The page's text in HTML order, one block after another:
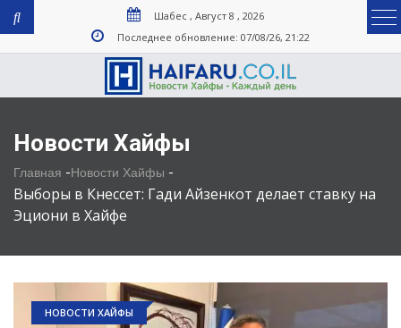
Шабес , Август 8 , 2026
Последнее обновление: 07/08/26, 21:22
Новости Хайфы
Главная -Новости Хайфы -
Выборы в Кнессет: Гади Айзенкот делает ставку на
Эциони в Хайфе
НОВОСТИ ХАЙФЫ